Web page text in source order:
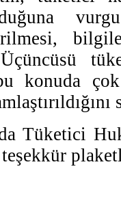
konuda
Tüketici